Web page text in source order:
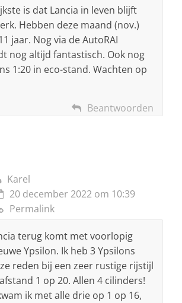
is dat Lancia in leven blijft
Hebben deze maand (nov.)
jaar. Nog via de AutoRAI
nog altijd fantastisch. Ook nog
1:20 in eco-stand. Wachten op
Beantwoorden
Karel
20 december 2022 om 10:39
Permalink
terug komt met voorlopig
Ypsilon. Ik heb 3 Ypsilons
reden bij een zeer rustige rijstijl
1 op 20. Allen 4 cilinders!
ik met alle drie op 1 op 16,